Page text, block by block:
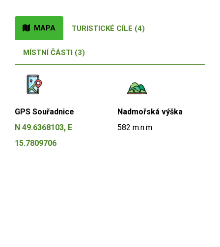
MAPA TURISTICKÉ CÍLE (4)
MÍSTNÍ ČÁSTI (3)
GPS Souřadnice
N 49.6368103, E
15.7809706
Nadmořská výška
582 m.n.m